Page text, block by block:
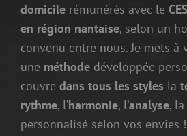
domicile rémunérés avec le
en région nantaise, selon un
convenu entre nous. Je mets
une méthode développée
couvre dans tous les styles la
rythme, l’harmonie, l’analyse, la
personnalisé selon vos envies !